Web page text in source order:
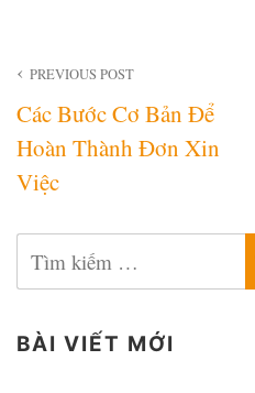
Điều
hướng
bài
PREVIOUS POST
Các Bước Cơ Bản Để
Hoàn Thành Đơn Xin
Việc
kiếm
BÀI VIẾT MỚI